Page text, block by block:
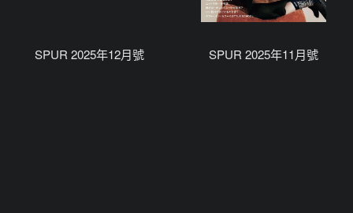
SPUR 2025年12月號 SPUR 2025年11月號